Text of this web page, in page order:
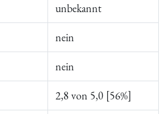
unbekannt
nein
nein
2,8 von 5,0 [56%]